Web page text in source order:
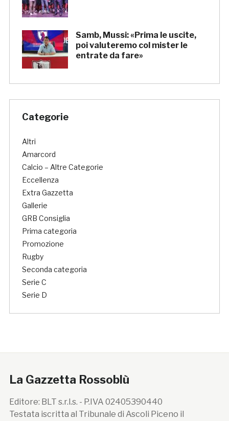
Samb, Mussi: «Prima le uscite,
poi valuteremo col mister le
entrate da fare»
Categorie
Altri
Amarcord
Calcio – Altre Categorie
Eccellenza
Extra Gazzetta
Gallerie
GRB Consiglia
Prima categoria
Promozione
Rugby
Seconda categoria
Serie C
Serie D
La Gazzetta Rossoblù
Editore: BLT s.r.l.s. - P.IVA 02405390440
Testata iscritta al Tribunale di Ascoli Piceno il